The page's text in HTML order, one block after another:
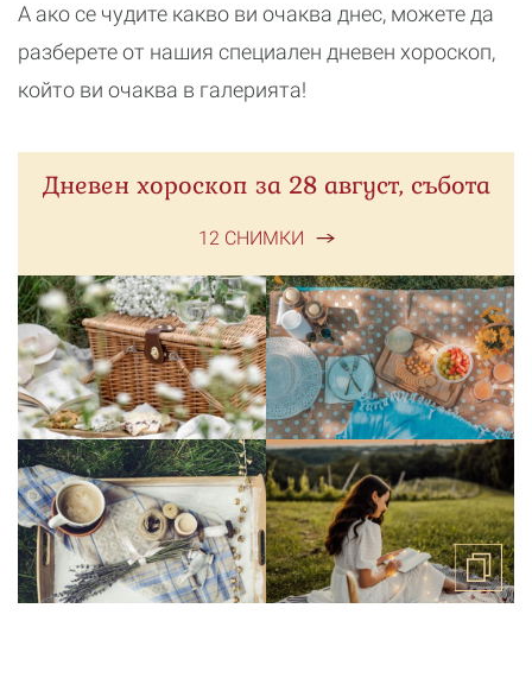
А ако се чудите какво ви очаква днес, можете да
разберете от нашия специален дневен хороскоп,
който ви очаква в галерията!
Дневен хороскоп за 28 август, събота
12 СНИМКИ